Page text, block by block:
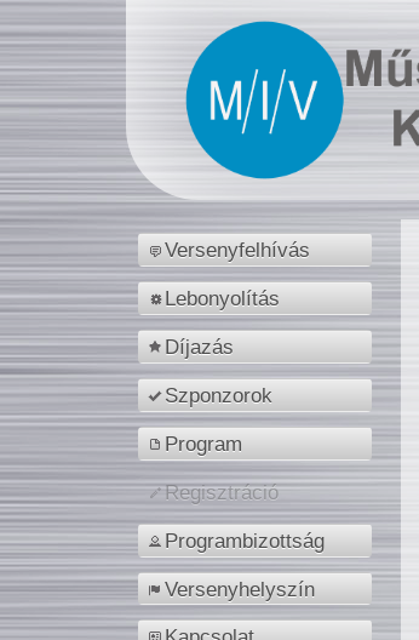
Versenyfelhívás
Lebonyolítás
Díjazás
Szponzorok
Program
Regisztráció
Programbizottság
Versenyhelyszín